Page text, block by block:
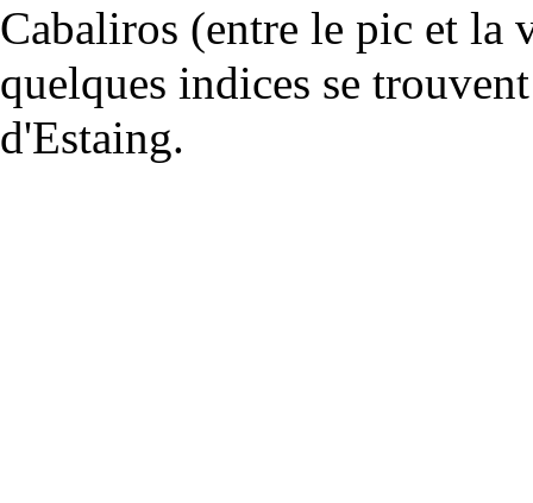
Cabaliros (entre le pic et la
quelques indices se
d'Estaing.